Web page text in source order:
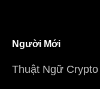
Người Mới
Thuật Ngữ Crypto